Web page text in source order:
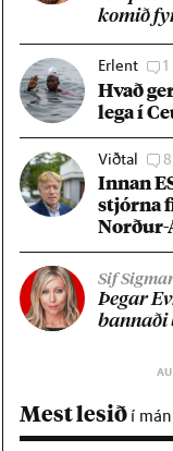
kom­ið
Erlent 1
Hvað
lega í
Viðtal 8
Inn­an
stjórna
Sif
Þeg­ar
bann­aði
Mest lesið í